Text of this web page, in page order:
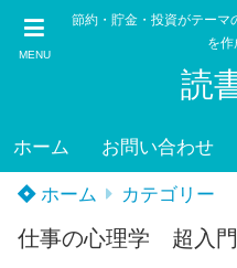
MENU
節約・貯金・投資がテーマ
を
読
ホーム お問い合わせ
ホーム カテゴリー
仕事の心理学 超入